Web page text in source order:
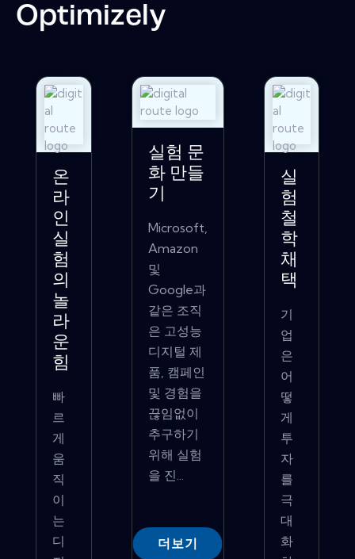
Optimizely
온
라
인
실
험
의
놀
라
운
힘
빠
르
게
움
직
이
는
디
실험 문
화 만들
기
Microsoft,
Amazon
및
Google과
같은 조직
은 고성능
디지털 제
품, 캠페인
및 경험을
끊임없이
추구하기
위해 실험
을 진...
더보기
실
험
철
학
채
택
기
업
은
어
떻
게
투
자
를
극
대
화